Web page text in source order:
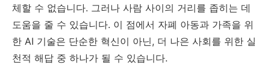
체할 수 없습니다. 그러나 사람 사이의 거리를 좁히는 데
도움을 줄 수 있습니다. 이 점에서 자폐 아동과 가족을 위
한 AI 기술은 단순한 혁신이 아닌, 더 나은 사회를 위한 실
천적 해답 중 하나가 될 수 있습니다.